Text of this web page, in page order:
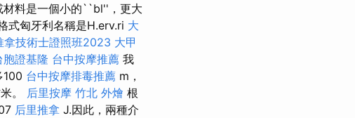
料是一個小的``bl''，更大
式匈牙利名稱是H.erv.ri 大
拿技術士證照班2023 大甲
胞證基隆 台中按摩推薦 我
100 台中按摩排毒推薦 m，
。 后里按摩 竹北 外燴 根
后里推拿 J.因此，兩種介